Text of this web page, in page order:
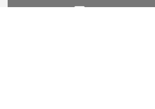
lojaonline@colorfoto.pt